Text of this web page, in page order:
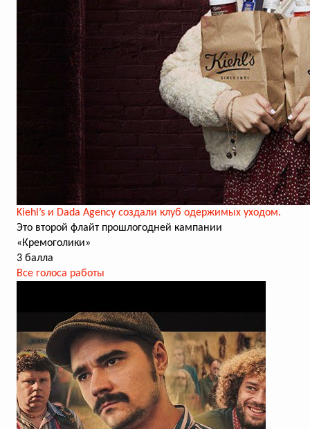
Kiehl’s и Dada Agency создали клуб одержимых уходом.
Это второй флайт прошлогодней кампании
«Кремоголики»
3 балла
Все голоса работы